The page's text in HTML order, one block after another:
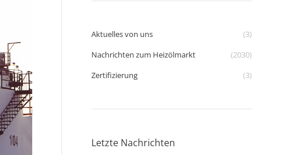
Aktuelles von uns
(3)
Nachrichten zum Heizölmarkt
(2030)
Zertifizierung
(3)
Letzte Nachrichten